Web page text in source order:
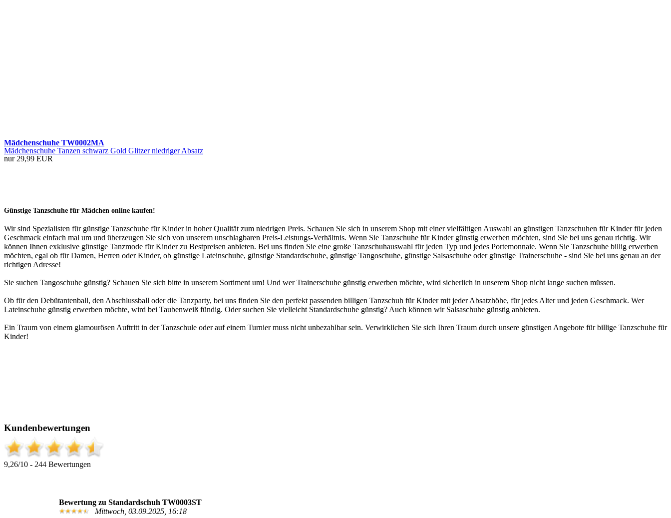
Mädchenschuhe TW0002MA
Mädchenschuhe Tanzen schwarz Gold Glitzer niedriger Absatz
nur 29,99 EUR
Günstige Tanzschuhe für Mädchen online kaufen!
Wir sind Spezialisten für günstige Tanzschuhe für Kinder in hoher Qualität zum niedrigen Preis. Schauen Sie sich in unserem Shop mit einer vielfältigen Auswahl an günstigen Tanzschuhen für Kinder für jeden
Geschmack einfach mal um und überzeugen Sie sich von unserem unschlagbaren Preis-Leistungs-Verhältnis. Wenn Sie Tanzschuhe für Kinder günstig erwerben möchten, sind Sie bei uns genau richtig. Wir
können Ihnen exklusive günstige Tanzmode für Kinder zu Bestpreisen anbieten. Bei uns finden Sie eine große Tanzschuhauswahl für jeden Typ und jedes Portemonnaie. Wenn Sie Tanzschuhe billig erwerben
möchten, egal ob für Damen, Herren oder Kinder, ob günstige Lateinschuhe, günstige Standardschuhe, günstige Tangoschuhe, günstige Salsaschuhe oder günstige Trainerschuhe - sind Sie bei uns genau an der
richtigen Adresse!
Sie suchen Tangoschuhe günstig? Schauen Sie sich bitte in unserem Sortiment um! Und wer Trainerschuhe günstig erwerben möchte, wird sicherlich in unserem Shop nicht lange suchen müssen.
Ob für den Debütantenball, den Abschlussball oder die Tanzparty, bei uns finden Sie den perfekt passenden billigen Tanzschuh für Kinder mit jeder Absatzhöhe, für jedes Alter und jeden Geschmack. Wer
Lateinschuhe günstig erwerben möchte, wird bei Taubenweiß fündig. Oder suchen Sie vielleicht Standardschuhe günstig? Auch können wir Salsaschuhe günstig anbieten.
Ein Traum von einem glamourösen Auftritt in der Tanzschule oder auf einem Turnier muss nicht unbezahlbar sein. Verwirklichen Sie sich Ihren Traum durch unsere günstigen Angebote für billige Tanzschuhe für
Kinder!
Kundenbewertungen
9,26/10 - 244 Bewertungen
Bewertung zu Standardschuh TW0003ST
Mittwoch, 03.09.2025, 16:18